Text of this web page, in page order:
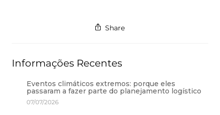
Share
Informações Recentes
Eventos climáticos extremos: porque eles
passaram a fazer parte do planejamento logístico
07/07/2026